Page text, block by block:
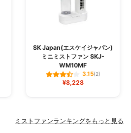
SK Japan(エスケイジャパン)
ミニミストファン SKJ-
WM10MF
3.15(2)
¥8,228
ミストファンランキングをもっと見る